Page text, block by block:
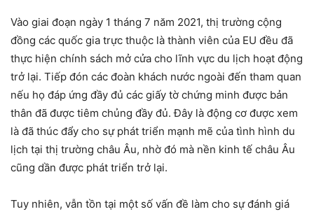
Vào giai đoạn ngày 1 tháng 7 năm 2021, thị trường cộng
đồng các quốc gia trực thuộc là thành viên của EU đều đã
thực hiện chính sách mở cửa cho lĩnh vực du lịch hoạt động
trở lại. Tiếp đón các đoàn khách nước ngoài đến tham quan
nếu họ đáp ứng đầy đủ các giấy tờ chứng minh được bản
thân đã được tiêm chủng đầy đủ. Đây là động cơ được xem
là đã thúc đẩy cho sự phát triển mạnh mẽ của tình hình du
lịch tại thị trường châu Âu, nhờ đó mà nền kinh tế châu Âu
cũng dần được phát triển trở lại.
Tuy nhiên, vẫn tồn tại một số vấn đề làm cho sự đánh giá